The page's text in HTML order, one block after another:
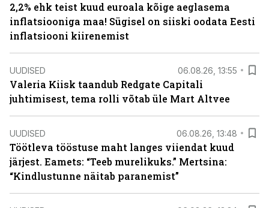
2,2% ehk teist kuud euroala kõige aeglasema
inflatsiooniga maa! Sügisel on siiski oodata Eesti
inflatsiooni kiirenemist
UUDISED 06.08.26, 13:55
Valeria Kiisk taandub Redgate Capitali
juhtimisest, tema rolli võtab üle Mart Altvee
UUDISED 06.08.26, 13:48
Töötleva tööstuse maht langes viiendat kuud
järjest. Eamets: “Teeb murelikuks.” Mertsina:
“Kindlustunne näitab paranemist”